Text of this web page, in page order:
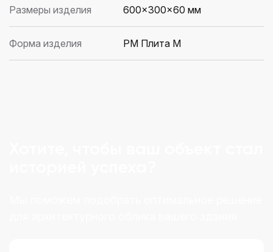
Размеры изделия 600×300x60 мм
Форма изделия PM Плита M